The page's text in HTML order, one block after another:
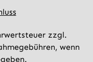
zzgl.
wenn